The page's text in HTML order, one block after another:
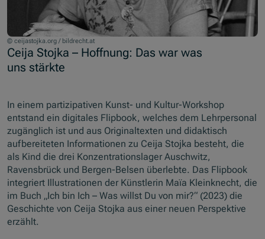
© ceijastojka.org / bildrecht.at
Ceija Stojka – Hoffnung: Das war was
uns stärkte
In einem partizipativen Kunst- und Kultur-Workshop
entstand ein digitales Flipbook, welches dem Lehrpersonal
zugänglich ist und aus Originaltexten und didaktisch
aufbereiteten Informationen zu Ceija Stojka besteht, die
als Kind die drei Konzentrationslager Auschwitz,
Ravensbrück und Bergen-Belsen überlebte. Das Flipbook
integriert Illustrationen der Künstlerin Maïa Kleinknecht, die
im Buch „Ich bin Ich – Was willst Du von mir?“ (2023) die
Geschichte von Ceija Stojka aus einer neuen Perspektive
erzählt.